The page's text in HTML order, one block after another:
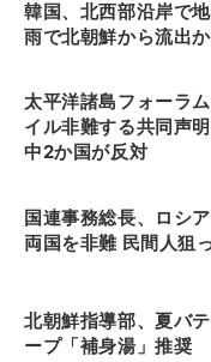
韓国、北西部沿岸で
雨で北朝鮮から流出か
太平洋諸島フォーラ
イル非難する共同声
中2か国が反対
国連事務総長、ロシ
両国を非難 民間人狙
北朝鮮指導部、夏バ
ープ「補身湯」推奨